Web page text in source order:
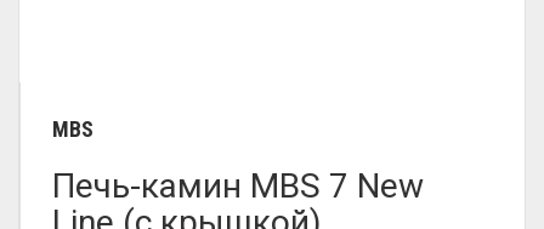
MBS
Печь-камин MBS 7 New